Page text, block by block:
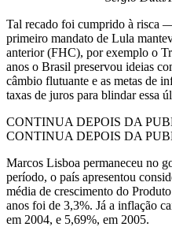
Tal recado foi cumprido à risca
primeiro mandato de Lula
anterior (FHC), por exemplo o
anos o Brasil preservou ideias
câmbio flutuante e as metas de
taxas de juros para blindar essa
CONTINUA DEPOIS DA
CONTINUA DEPOIS DA
Marcos Lisboa permaneceu no
período, o país apresentou
média de crescimento do
anos foi de 3,3%. Já a inflação
em 2004, e 5,69%, em 2005.